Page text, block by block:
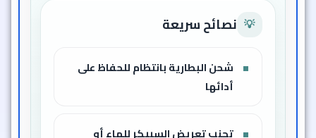
💡 نصائح سريعة
شحن البطارية بانتظام للحفاظ على
أدائها
تجنب تعريض السبيكر للماء أو